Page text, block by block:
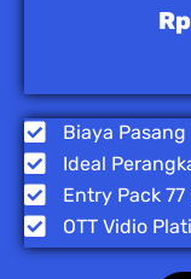
Biaya
Ideal
Entry Pack
OTT Vidio